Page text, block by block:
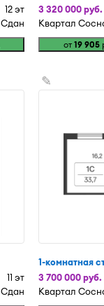
12 эт
Сдан
3 320 000 руб.
Квартал
от19 905
11 эт
Сдан
✎
1-комнатная
3 700 000 руб.
Квартал